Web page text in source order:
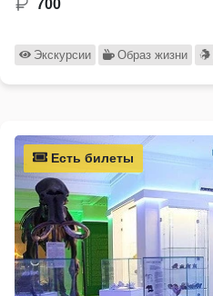
700
Экскурсии Образ жизни
Есть билеты